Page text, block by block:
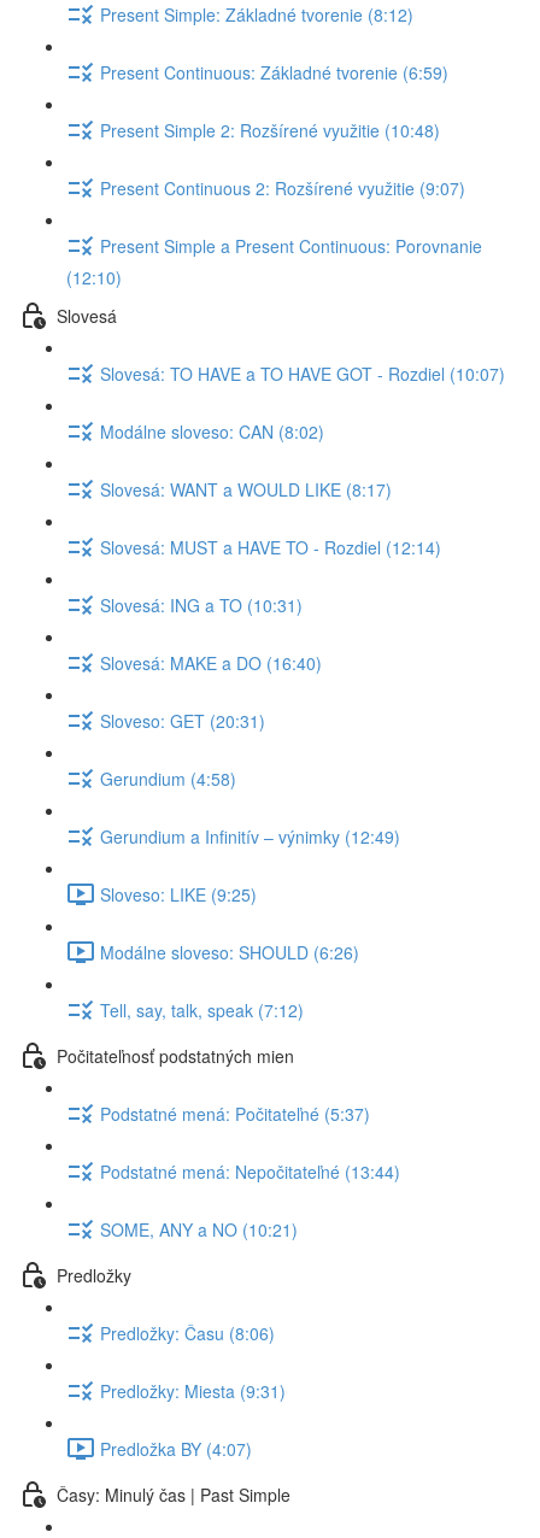
Present Simple: Základné tvorenie (8:12)
Present Continuous: Základné tvorenie (6:59)
Present Simple 2: Rozšírené využitie (10:48)
Present Continuous 2: Rozšírené využitie (9:07)
Present Simple a Present Continuous: Porovnanie
(12:10)
Slovesá
Slovesá: TO HAVE a TO HAVE GOT - Rozdiel (10:07)
Modálne sloveso: CAN (8:02)
Slovesá: WANT a WOULD LIKE (8:17)
Slovesá: MUST a HAVE TO - Rozdiel (12:14)
Slovesá: ING a TO (10:31)
Slovesá: MAKE a DO (16:40)
Sloveso: GET (20:31)
Gerundium (4:58)
Gerundium a Infinitív – výnimky (12:49)
Sloveso: LIKE (9:25)
Modálne sloveso: SHOULD (6:26)
Tell, say, talk, speak (7:12)
Počitateľnosť podstatných mien
Podstatné mená: Počitateľné (5:37)
Podstatné mená: Nepočitateľné (13:44)
SOME, ANY a NO (10:21)
Predložky
Predložky: Času (8:06)
Predložky: Miesta (9:31)
Predložka BY (4:07)
Časy: Minulý čas | Past Simple